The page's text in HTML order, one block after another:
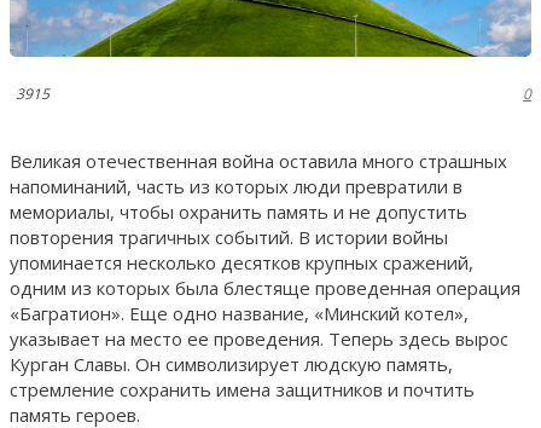
3915 0
Великая отечественная война оставила много страшных
напоминаний, часть из которых люди превратили в
мемориалы, чтобы охранить память и не допустить
повторения трагичных событий. В истории войны
упоминается несколько десятков крупных сражений,
одним из которых была блестяще проведенная операция
«Багратион». Еще одно название, «Минский котел»,
указывает на место ее проведения. Теперь здесь вырос
Курган Славы. Он символизирует людскую память,
стремление сохранить имена защитников и почтить
память героев.